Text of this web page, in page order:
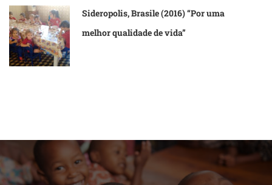
Sideropolis, Brasile (2016) “Por uma
melhor qualidade de vida”